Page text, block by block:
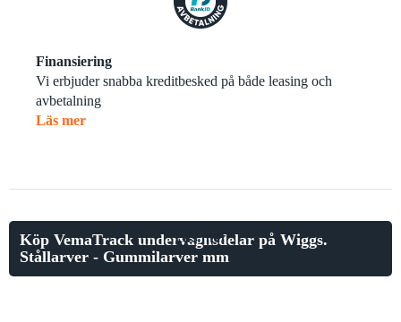
Finansiering
Vi erbjuder snabba kreditbesked på både leasing och
avbetalning
Läs mer
Läs mer
Köp VemaTrack undervagnsdelar på Wiggs.
Stållarver - Gummilarver mm